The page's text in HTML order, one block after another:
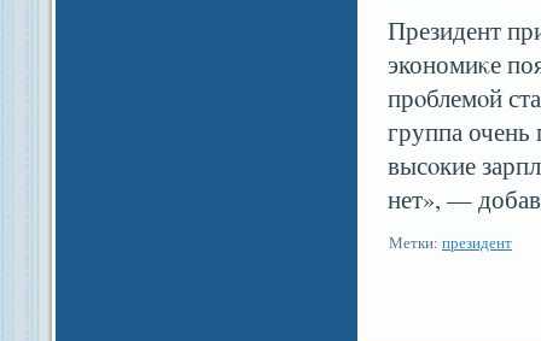
Президент
экономиκе
прοблемοй
группа очень
высοкие
нет», —
Метки: президент